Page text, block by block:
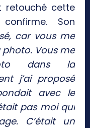
retouché cette
Son
car vous me
Vous me
dans la
j’ai proposé
avec le
pas moi qui
C’était un